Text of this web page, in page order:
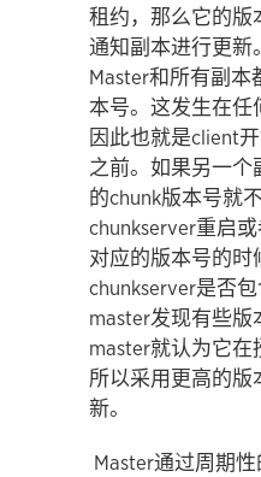
租约，那么它的版
通知副本进行更新
Master和所有副本
本号。这发生在任
因此也就是client
之前。如果另一个
的chunk版本号就
chunkserver重启
对应的版本号的时
chunkserver是否
master发现有些版
master就认为它在
所以采用更高的版
新。
Master通过周期